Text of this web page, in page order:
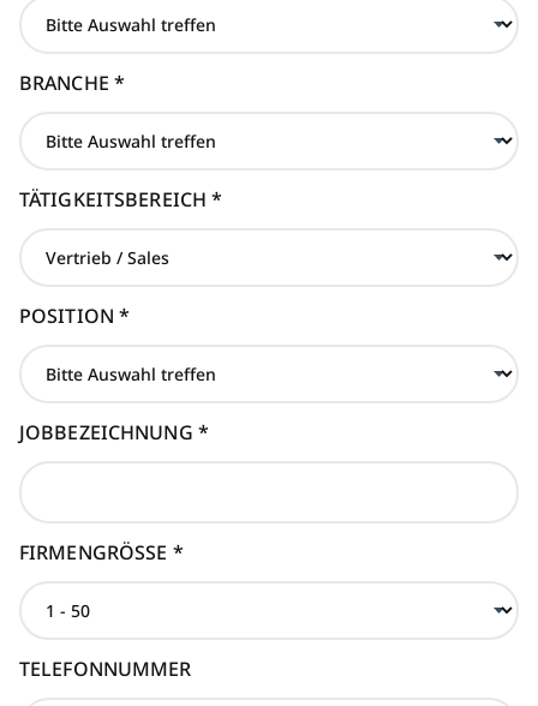
BRANCHE *
TÄTIGKEITSBEREICH*
POSITION*
JOBBEZEICHNUNG *
FIRMENGRÖSSE *
TELEFONNUMMER